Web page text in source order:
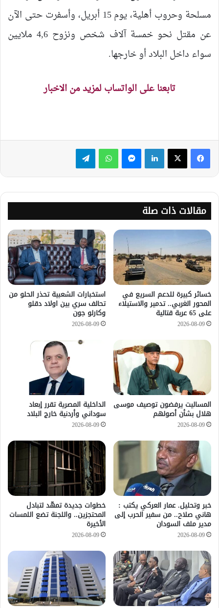
مسلحة وحروب أهلية، يوم 15 أبريل، وأسفرت حتى الآن
عن مقتل نحو خمسة آلاف شخص ونزوح 4,6 ملايين
سواء داخل البلاد أو خارجها.
تابعنا على الواتساب لمزيد من الاخبار
لينكدإن ماسنجر واتساب تيلقرام
مقالات ذات صلة
خسائر كبيرة للدعم السريع في
المحور الغربي.. تدمير والاستيلاء
على 65 عربة قتالية
2026-08-09
استخبارات الشعبية تحذر الحلو من
تحالف سري بين اولاد دقلو
وكارلو جون
2026-08-09
المساليت يرفضون توصيف موسى
هلال بشأن أصولهم
2026-08-09
الداخلية المصرية تقرر إبعاد
سوداني وأردنية خارج البلاد
2026-08-09
خبر وتحليل. عمار العركي يكتب :
هاني صلاح.. من سفير الحرب إلى
مدير ملف السودان
2026-08-09
خطوات جديدة تمهّد لتبادل
المحتجزين.. واللجنة تضع اللمسات
الأخيرة
2026-08-09